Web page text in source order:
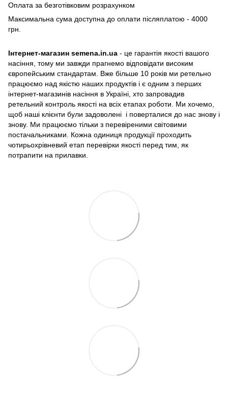
Оплата за безготівковим розрахунком
Максимальна сума доступна до оплати післяплатою - 4000
грн.
Інтернет-магазин semena.in.ua - це гарантія якості вашого
насіння, тому ми завжди прагнемо відповідати високим
європейським стандартам. Вже більше 10 років ми ретельно
працюємо над якістю наших продуктів і є одним з перших
інтернет-магазинів насіння в Україні, хто запровадив
ретельний контроль якості на всіх етапах роботи. Ми хочемо,
щоб наші клієнти були задоволені і поверталися до нас знову і
знову. Ми працюємо тільки з перевіреними світовими
постачальниками. Кожна одиниця продукції проходить
чотирьохрівневий етап перевірки якості перед тим, як
потрапити на прилавки.